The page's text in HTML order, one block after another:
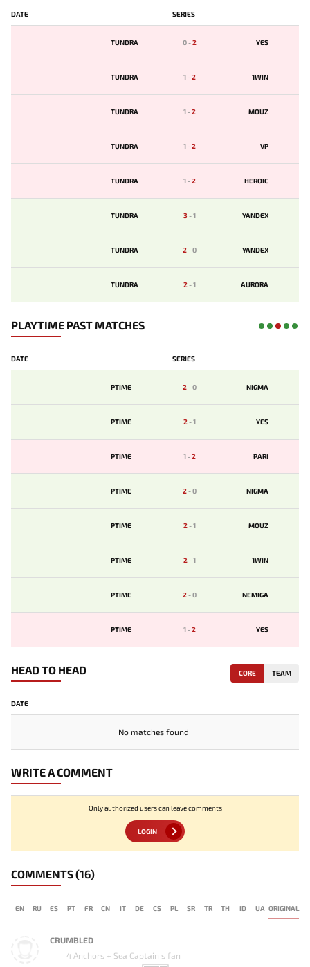
DATE SERIES
TUNDRA 0-2 YES
TUNDRA 1-2 1WIN
TUNDRA 1-2 MOUZ
TUNDRA 1-2 VP
TUNDRA 1-2 HEROIC
TUNDRA 3-1 YANDEX
TUNDRA 2-0 YANDEX
TUNDRA 2-1 AURORA
PLAYTIME PAST MATCHES
DATE SERIES
PTIME 2-0 NIGMA
PTIME 2-1 YES
PTIME 1-2 PARI
PTIME 2-0 NIGMA
PTIME 2-1 MOUZ
PTIME 2-1 1WIN
PTIME 2-0 NEMIGA
PTIME 1-2 YES
HEAD TO HEAD CORE TEAM
DATE
No matches found
WRITE A COMMENT
Only authorized users can leave comments
LOGIN
COMMENTS(16)
EN RU ES PT FR CN IT DE CS PL SR TR TH ID UA ORIGINAL
CRUMBLED
4 Anchors + Sea Captain s fan